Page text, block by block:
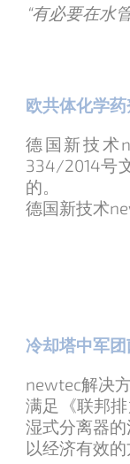
“有必要在水
欧共体化学
德国新技术
334/2014号
的。
德国新技术
冷却塔中军
newtec解决
满足《联邦
湿式分离器
以经济有效